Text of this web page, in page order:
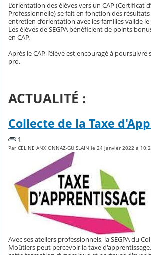
L’orientation des élèves vers un CAP (Certificat
Professionnelle) se fait en fonction des
entretien d’orientation avec les familles valide
Les élèves de SEGPA bénéficient de points
en CAP.
Après le CAP, l’élève est encouragé à poursuivre
pro.
ACTUALITÉ :
Collecte de la Taxe
1
Par CELINE ANXIONNAZ-GUISLAIN le 24 janvier 2022 à
Avec ses ateliers professionnels, la SEGPA du
Moûtiers peut percevoir la taxe